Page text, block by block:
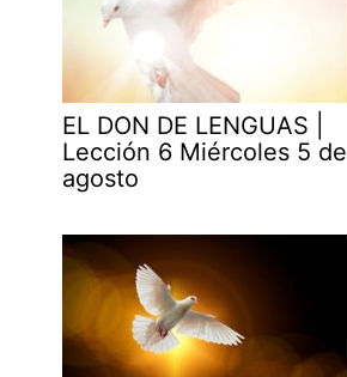
EL DON DE LENGUAS |
Lección 6 Miércoles 5 de
agosto